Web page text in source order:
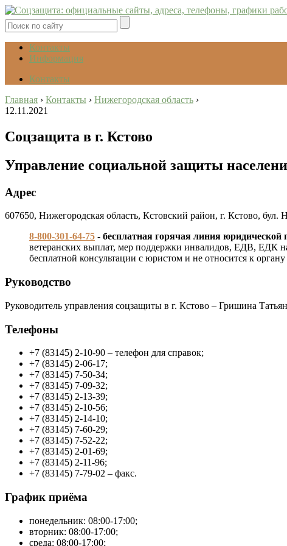
Контакты
Информация
Контакты
Главная › Контакты › Нижегородская область ›
12.11.2021
Соцзащита в г. Кстово
Управление социальной защиты
Адрес
607650, Нижегородская область, Кстовский район, г. Кстово, бул.
8-800-301-64-75 - бесплатная горячая линия
ветеранских выплат, мер поддержки инвалидов, ЕДВ, ЕДК
бесплатной консультации с юристом и не относится к
Руководство
Руководитель управления соцзащиты в г. Кстово – Гришина
Телефоны
+7 (83145) 2-10-90 – телефон для справок;
+7 (83145) 2-06-17;
+7 (83145) 7-50-34;
+7 (83145) 7-09-32;
+7 (83145) 2-13-39;
+7 (83145) 2-10-56;
+7 (83145) 2-14-10;
+7 (83145) 7-60-29;
+7 (83145) 7-52-22;
+7 (83145) 2-01-69;
+7 (83145) 2-11-96;
+7 (83145) 7-79-02 – факс.
График приёма
понедельник: 08:00-17:00;
вторник: 08:00-17:00;
среда: 08:00-17:00;